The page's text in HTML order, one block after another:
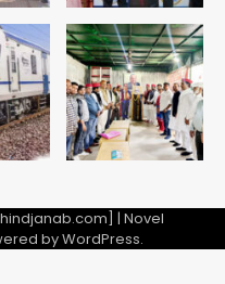
Plane Crash:
क्रैश, जांच शुरू
| Novel
byWordPress.